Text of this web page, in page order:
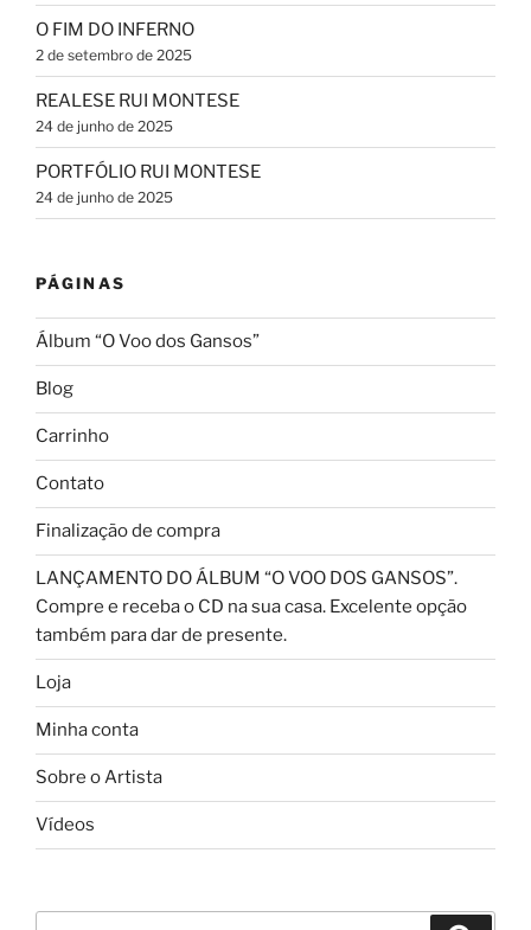
O FIM DO INFERNO
2 de setembro de 2025
REALESE RUI MONTESE
24 de junho de 2025
PORTFÓLIO RUI MONTESE
24 de junho de 2025
PÁGINAS
Álbum “O Voo dos Gansos”
Blog
Carrinho
Contato
Finalização de compra
LANÇAMENTO DO ÁLBUM “O VOO DOS GANSOS”.
Compre e receba o CD na sua casa. Excelente opção
também para dar de presente.
Loja
Minha conta
Sobre o Artista
Vídeos